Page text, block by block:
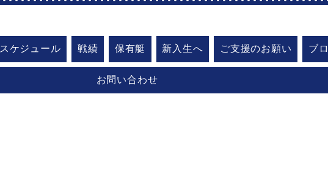
ケジュール 戦績 保有艇 新入生へ ご支援のお願い ブ
お問い合わせ